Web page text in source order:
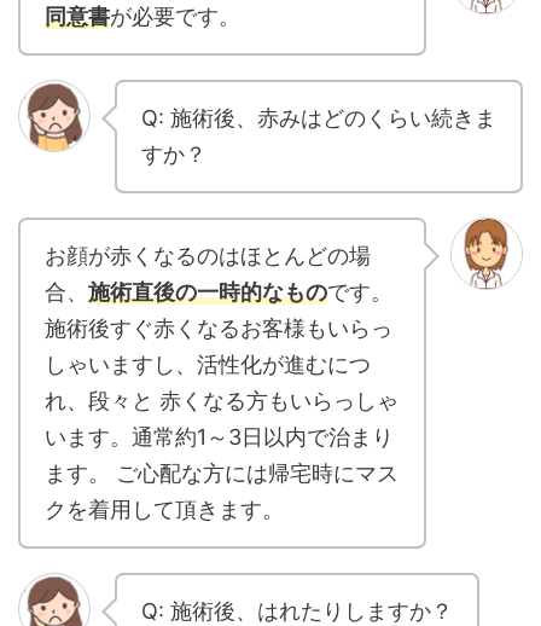
同意書が必要です。
Q: 施術後、赤みはどのくらい続きま
すか？
お顔が赤くなるのはほとんどの場
合、 施術直後の一時的なものです。
施術後すぐ赤くなるお客様もいらっ
しゃいますし、活性化が進むにつ
れ、段々と 赤くなる方もいらっしゃ
います。通常約1～3日以内で治まり
ます。 ご心配な方には帰宅時にマス
クを着用して頂きます。
Q: 施術後、はれたりしますか？